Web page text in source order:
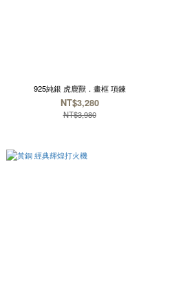
925純銀 虎鹿獸．畫框 項鍊
NT$3,280
NT$3,980